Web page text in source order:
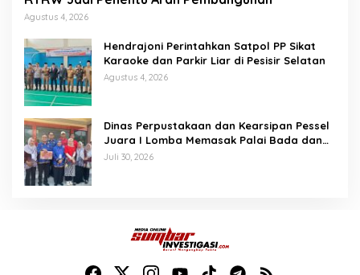
Agustus 4, 2026
Hendrajoni Perintahkan Satpol PP Sikat
Karaoke dan Parkir Liar di Pesisir Selatan
Agustus 4, 2026
Dinas Perpustakaan dan Kearsipan Pessel
Juara I Lomba Memasak Palai Bada dan
Lamang Golek
Juli 30, 2026